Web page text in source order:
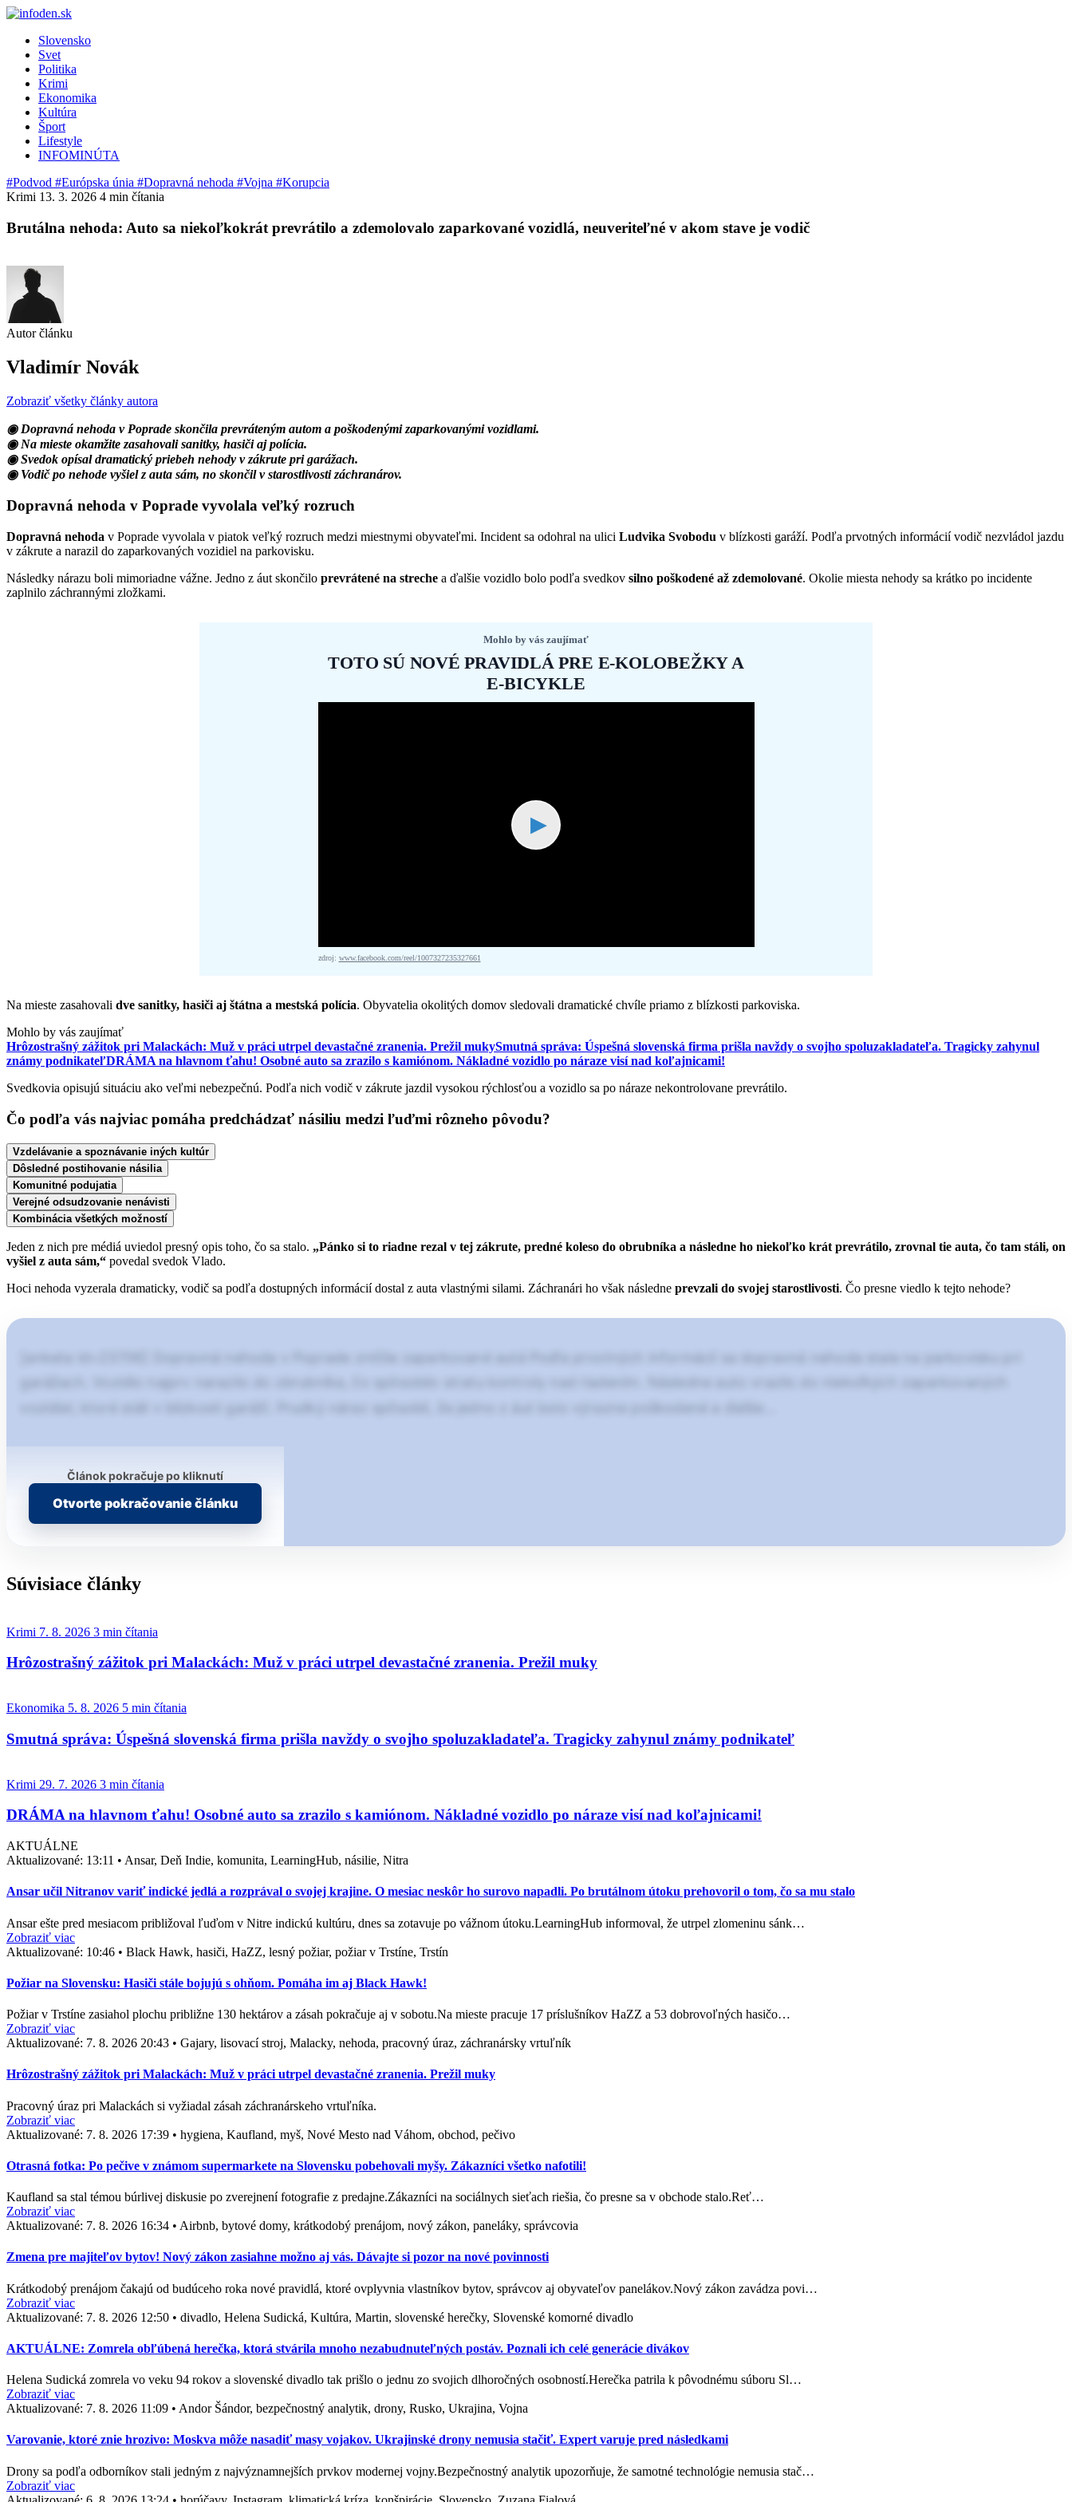
Slovensko
Svet
Politika
Krimi
Ekonomika
Kultúra
Šport
Lifestyle
INFOMINÚTA
#Podvod #Európska únia #Dopravná nehoda #Vojna #Korupcia
Krimi 13. 3. 2026 4 min čítania
Brutálna nehoda: Auto sa niekoľkokrát prevrátilo a zdemolovalo zaparkované vozidlá, neuveriteľné v akom stave je vodič
Autor článku
Vladimír Novák
Zobraziť všetky články autora
◉ Dopravná nehoda v Poprade skončila prevráteným autom a poškodenými zaparkovanými vozidlami.
◉ Na mieste okamžite zasahovali sanitky, hasiči aj polícia.
◉ Svedok opísal dramatický priebeh nehody v zákrute pri garážach.
◉ Vodič po nehode vyšiel z auta sám, no skončil v starostlivosti záchranárov.
Dopravná nehoda v Poprade vyvolala veľký rozruch
Dopravná nehoda v Poprade vyvolala v piatok veľký rozruch medzi miestnymi obyvateľmi. Incident sa odohral na ulici Ludvika Svobodu v blízkosti garáží. Podľa prvotných informácií vodič nezvládol jazdu
v zákrute a narazil do zaparkovaných vozidiel na parkovisku.
Následky nárazu boli mimoriadne vážne. Jedno z áut skončilo prevrátené na streche a ďalšie vozidlo bolo podľa svedkov silno poškodené až zdemolované. Okolie miesta nehody sa krátko po incidente
zaplnilo záchrannými zložkami.
Mohlo by vás zaujímať
TOTO SÚ NOVÉ PRAVIDLÁ PRE E-KOLOBEŽKY A
E-BICYKLE
▶
zdroj: www.facebook.com/reel/1007327235327661
Na mieste zasahovali dve sanitky, hasiči aj štátna a mestská polícia. Obyvatelia okolitých domov sledovali dramatické chvíle priamo z blízkosti parkoviska.
Mohlo by vás zaujímať
Hrôzostrašný zážitok pri Malackách: Muž v práci utrpel devastačné zranenia. Prežil mukySmutná správa: Úspešná slovenská firma prišla navždy o svojho spoluzakladateľa. Tragicky zahynul
známy podnikateľDRÁMA na hlavnom ťahu! Osobné auto sa zrazilo s kamiónom. Nákladné vozidlo po náraze visí nad koľajnicami!
Svedkovia opisujú situáciu ako veľmi nebezpečnú. Podľa nich vodič v zákrute jazdil vysokou rýchlosťou a vozidlo sa po náraze nekontrolovane prevrátilo.
Čo podľa vás najviac pomáha predchádzať násiliu medzi ľuďmi rôzneho pôvodu?
Vzdelávanie a spoznávanie iných kultúr
Dôsledné postihovanie násilia
Komunitné podujatia
Verejné odsudzovanie nenávisti
Kombinácia všetkých možností
Jeden z nich pre médiá uviedol presný opis toho, čo sa stalo. „Pánko si to riadne rezal v tej zákrute, predné koleso do obrubníka a následne ho niekoľko krát prevrátilo, zrovnal tie auta, čo tam stáli, on
vyšiel z auta sám,“ povedal svedok Vlado.
Hoci nehoda vyzerala dramaticky, vodič sa podľa dostupných informácií dostal z auta vlastnými silami. Záchranári ho však následne prevzali do svojej starostlivosti. Čo presne viedlo k tejto nehode?
Článok pokračuje po kliknutí
Otvorte pokračovanie článku
Súvisiace články
Krimi 7. 8. 2026 3 min čítania
Hrôzostrašný zážitok pri Malackách: Muž v práci utrpel devastačné zranenia. Prežil muky
Ekonomika 5. 8. 2026 5 min čítania
Smutná správa: Úspešná slovenská firma prišla navždy o svojho spoluzakladateľa. Tragicky zahynul známy podnikateľ
Krimi 29. 7. 2026 3 min čítania
DRÁMA na hlavnom ťahu! Osobné auto sa zrazilo s kamiónom. Nákladné vozidlo po náraze visí nad koľajnicami!
AKTUÁLNE
Aktualizované: 13:11 • Ansar, Deň Indie, komunita, LearningHub, násilie, Nitra
Ansar učil Nitranov variť indické jedlá a rozprával o svojej krajine. O mesiac neskôr ho surovo napadli. Po brutálnom útoku prehovoril o tom, čo sa mu stalo
Ansar ešte pred mesiacom približoval ľuďom v Nitre indickú kultúru, dnes sa zotavuje po vážnom útoku.LearningHub informoval, že utrpel zlomeninu sánk…
Zobraziť viac
Aktualizované: 10:46 • Black Hawk, hasiči, HaZZ, lesný požiar, požiar v Trstíne, Trstín
Požiar na Slovensku: Hasiči stále bojujú s ohňom. Pomáha im aj Black Hawk!
Požiar v Trstíne zasiahol plochu približne 130 hektárov a zásah pokračuje aj v sobotu.Na mieste pracuje 17 príslušníkov HaZZ a 53 dobrovoľných hasičo…
Zobraziť viac
Aktualizované: 7. 8. 2026 20:43 • Gajary, lisovací stroj, Malacky, nehoda, pracovný úraz, záchranársky vrtuľník
Hrôzostrašný zážitok pri Malackách: Muž v práci utrpel devastačné zranenia. Prežil muky
Pracovný úraz pri Malackách si vyžiadal zásah záchranárskeho vrtuľníka.
Zobraziť viac
Aktualizované: 7. 8. 2026 17:39 • hygiena, Kaufland, myš, Nové Mesto nad Váhom, obchod, pečivo
Otrasná fotka: Po pečive v známom supermarkete na Slovensku pobehovali myšy. Zákazníci všetko nafotili!
Kaufland sa stal témou búrlivej diskusie po zverejnení fotografie z predajne.Zákazníci na sociálnych sieťach riešia, čo presne sa v obchode stalo.Reť…
Zobraziť viac
Aktualizované: 7. 8. 2026 16:34 • Airbnb, bytové domy, krátkodobý prenájom, nový zákon, paneláky, správcovia
Zmena pre majiteľov bytov! Nový zákon zasiahne možno aj vás. Dávajte si pozor na nové povinnosti
Krátkodobý prenájom čakajú od budúceho roka nové pravidlá, ktoré ovplyvnia vlastníkov bytov, správcov aj obyvateľov panelákov.Nový zákon zavádza povi…
Zobraziť viac
Aktualizované: 7. 8. 2026 12:50 • divadlo, Helena Sudická, Kultúra, Martin, slovenské herečky, Slovenské komorné divadlo
AKTUÁLNE: Zomrela obľúbená herečka, ktorá stvárila mnoho nezabudnuteľných postáv. Poznali ich celé generácie divákov
Helena Sudická zomrela vo veku 94 rokov a slovenské divadlo tak prišlo o jednu zo svojich dlhoročných osobností.Herečka patrila k pôvodnému súboru Sl…
Zobraziť viac
Aktualizované: 7. 8. 2026 11:09 • Andor Šándor, bezpečnostný analytik, drony, Rusko, Ukrajina, Vojna
Varovanie, ktoré znie hrozivo: Moskva môže nasadiť masy vojakov. Ukrajinské drony nemusia stačiť. Expert varuje pred následkami
Drony sa podľa odborníkov stali jedným z najvýznamnejších prvkov modernej vojny.Bezpečnostný analytik upozorňuje, že samotné technológie nemusia stač…
Zobraziť viac